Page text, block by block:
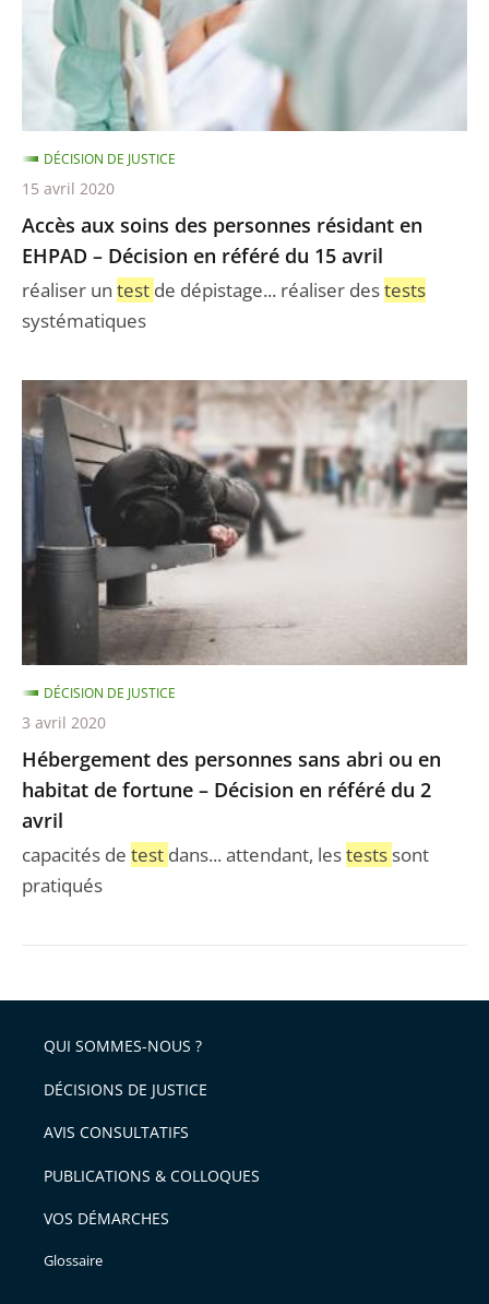
résidant
EHPAD
Décision
en
référé
du
15
avril
Accès aux soins des personnes résidant en
EHPAD – Décision en référé du 15 avril
réaliser un test de dépistage... réaliser destests
systématiques
DÉCISION DE JUSTICE
15 avril 2020
Hébergement
des
personnes
ou
en
de
fortune
–
Décision
en
référé
du
2
avril
Hébergement des personnes sans abri ou en
habitat de fortune – Décision en référé du 2
avril
capacités de test dans... attendant, lestests sont
pratiqués
DÉCISION DE JUSTICE
3 avril 2020
QUI SOMMES-NOUS ?
DÉCISIONS DE JUSTICE
AVIS CONSULTATIFS
PUBLICATIONS & COLLOQUES
VOS DÉMARCHES
Glossaire